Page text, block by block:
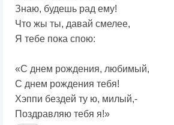
Знаю, будешь рад ему!
Что жы ты, давай смелее,
Я тебе пока спою:
«С днем рождения, любимый,
С днем рождения тебя!
Хэппи бездей ту ю, милый,-
Поздравляю тебя я!»